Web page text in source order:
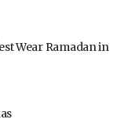
Wear Ramadan in